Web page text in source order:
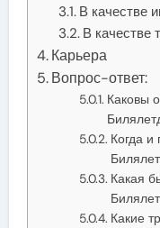
В качестве
В качестве
Карьера
Вопрос-ответ:
Каковы
Когда и
Какая
Какие